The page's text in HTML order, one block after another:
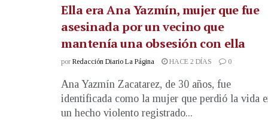
Ella era Ana Yazmín, mujer que fue
asesinada por un vecino que
mantenía una obsesión con ella
por Redacción Diario La Página HACE 2 DÍAS 0
Ana Yazmín Zacatarez, de 30 años, fue
identificada como la mujer que perdió la vida
un hecho violento registrado...